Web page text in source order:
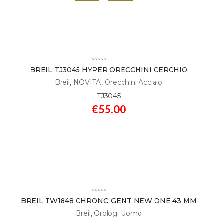
BREIL TJ3045 HYPER ORECCHINI CERCHIO
Breil, NOVITA', Orecchini Acciaio
TJ3045
€55.00
BREIL TW1848 CHRONO GENT NEW ONE 43 MM
Breil, Orologi Uomo